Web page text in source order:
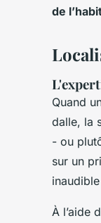
de
Quand
dalle, la
- ou
sur un
À l’aide